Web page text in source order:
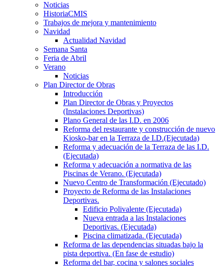
Noticias
HistoriaCMIS
Trabajos de mejora y mantenimiento
Navidad
Actualidad Navidad
Semana Santa
Feria de Abril
Verano
Noticias
Plan Director de Obras
Introducción
Plan Director de Obras y Proyectos
(Instalaciones Deportivas)
Plano General de las I.D. en 2006
Reforma del restaurante y construcción de nuevo
Kiosko-bar en la Terraza de I.D.(Ejecutada)
Reforma y adecuación de la Terraza de las I.D.
(Ejecutada)
Reforma y adecuación a normativa de las
Piscinas de Verano. (Ejecutada)
Nuevo Centro de Transformación (Ejecutado)
Proyecto de Reforma de las Instalaciones
Deportivas.
Edificio Polivalente (Ejecutada)
Nueva entrada a las Instalaciones
Deportivas. (Ejecutada)
Piscina climatizada. (Ejecutada)
Reforma de las dependencias situadas bajo la
pista deportiva. (En fase de estudio)
Reforma del bar, cocina y salones sociales